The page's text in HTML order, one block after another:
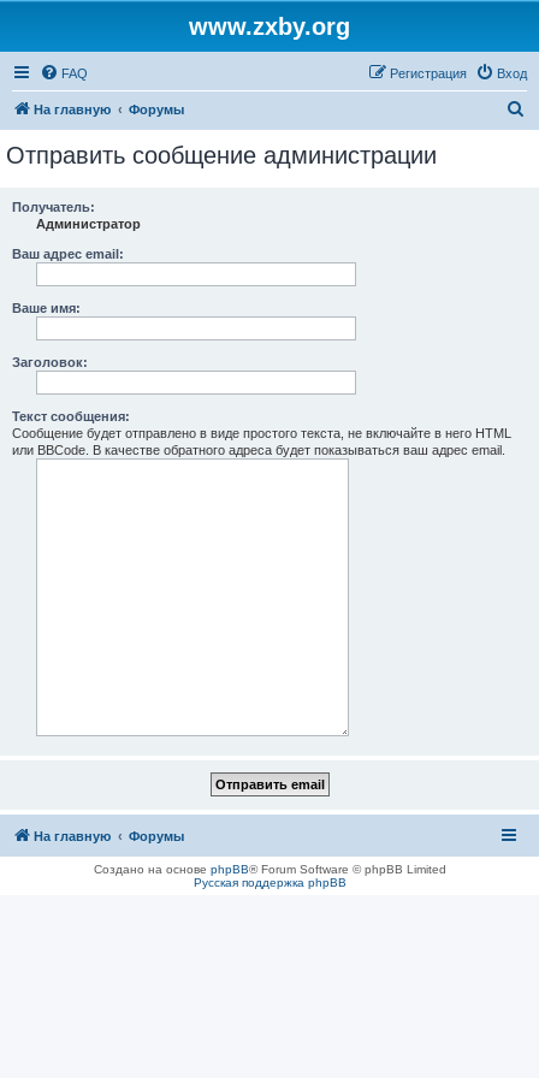
www.zxby.org
FAQ Вход
Регистрация
На главную Форумы
Отправить сообщение администрации
Получатель:
Администратор
Ваш адрес email:
Ваше имя:
Заголовок:
Текст сообщения:
Сообщение будет отправлено в виде простого текста, не включайте в него HTML
или BBCode. В качестве обратного адреса будет показываться ваш адрес email.
На главную Форумы
Создано на основе phpBB® Forum Software © phpBB Limited
Русская поддержка phpBB